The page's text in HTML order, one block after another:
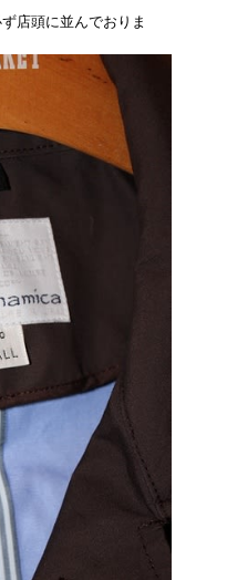
店頭に並んでおりま